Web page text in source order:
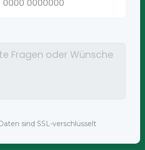
sind SSL-verschlüsselt